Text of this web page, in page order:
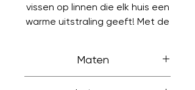
vissen op linnen die elk huis een
warme uitstraling geeft! Met de
licht. Maar je kunt natuurlijk ook
kiezen voor een witte voering.
Maten